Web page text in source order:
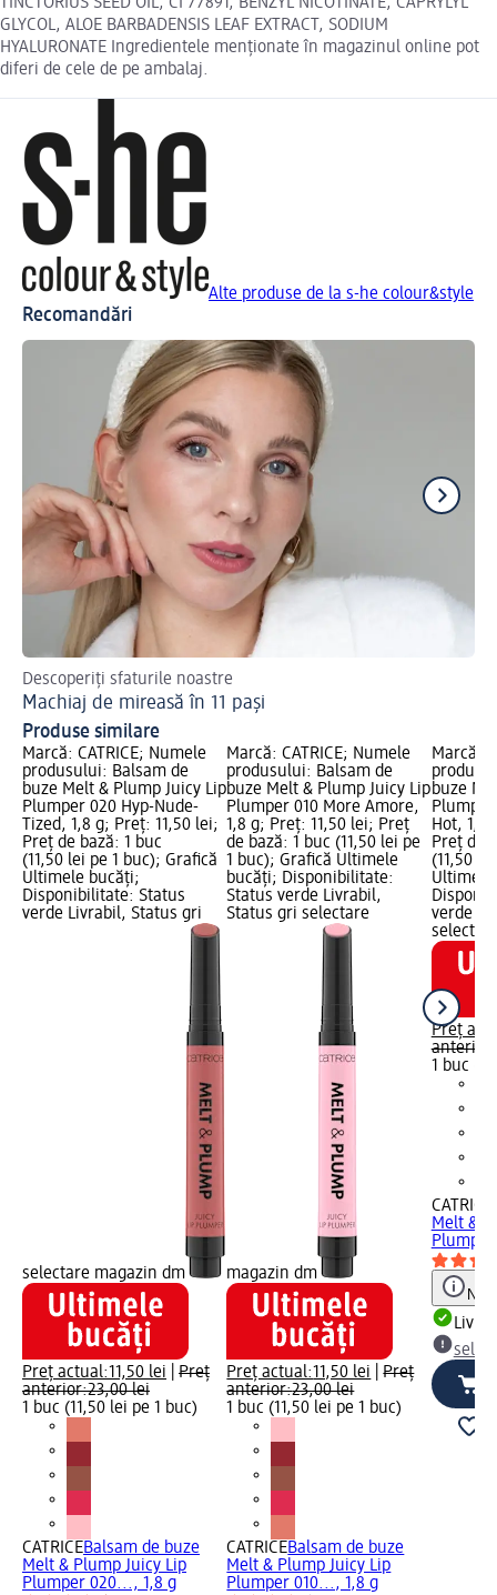
GLYCOL, ALOE BARBADENSIS LEAF EXTRACT, SODIUM
HYALURONATE Ingredientele menționate în magazinul online pot
diferi de cele de pe ambalaj.
Alte produse de la s-he colour&style
Recomandări
Descoperiți sfaturile noastre
Machiaj de mireasă în 11 pași
Produse similare
Marcă: CATRICE; Numele
produsului: Balsam de
buze Melt & Plump Juicy Lip
Plumper 020 Hyp-Nude-
Tized, 1,8 g; Preț: 11,50 lei;
Preț de bază: 1 buc
(11,50 lei pe 1 buc); Grafică
Ultimele bucăți;
Disponibilitate: Status
verde Livrabil, Status gri
selectare magazin dm
Preț actual:11,50 lei
Preț
anterior:23,00 lei
1 buc (11,50 lei pe 1 buc)
CATRICEBalsam de buze
Melt & Plump Juicy Lip
Plumper 020..., 1,8 g
Marcă: CATRICE; Numele
produsului: Balsam de
buze Melt & Plump Juicy Lip
Plumper 010 More Amore,
1,8 g; Preț: 11,50 lei; Preț
de bază: 1 buc (11,50 lei pe
1 buc); Grafică Ultimele
bucăți; Disponibilitate:
Status verde Livrabil,
Status gri selectare
magazin dm
Preț actual:11,50 lei |Preț
anterior:23,00 lei
1 buc (11,50 lei pe 1 buc)
CATRICEBalsam de buze
Melt & Plump Juicy Lip
Plumper 010..., 1,8 g
Marcă:
buze
Plumper
Hot, 1,8
Preț de
(11,50
verde
Preț
anterior:
1 buc
CATRICE
Melt &
Notă